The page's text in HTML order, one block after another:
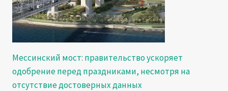
Мессинский мост: правительство ускоряет
одобрение перед праздниками, несмотря на
отсутствие достоверных данных